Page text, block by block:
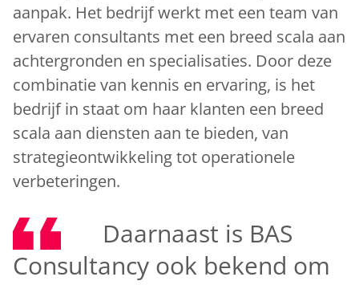
aanpak. Het bedrijf werkt met een team van
ervaren consultants met een breed scala aan
achtergronden en specialisaties. Door deze
combinatie van kennis en ervaring, is het
bedrijf in staat om haar klanten een breed
scala aan diensten aan te bieden, van
strategieontwikkeling tot operationele
verbeteringen.
Daarnaast is BAS
Consultancy ook bekend om